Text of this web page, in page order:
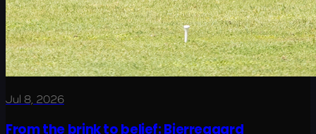
Jul 8, 2026
From the brink to belief: Bjerregaard